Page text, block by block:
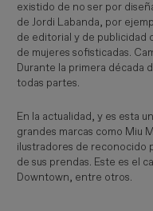
existido de no ser por
de Jordi Labanda, por
de editorial y de publicidad
de mujeres sofisticadas.
Durante la primera década
todas partes.
En la actualidad, y es esta
grandes marcas como Miu
ilustradores de reconocido
de sus prendas. Este es el
Downtown, entre otros.